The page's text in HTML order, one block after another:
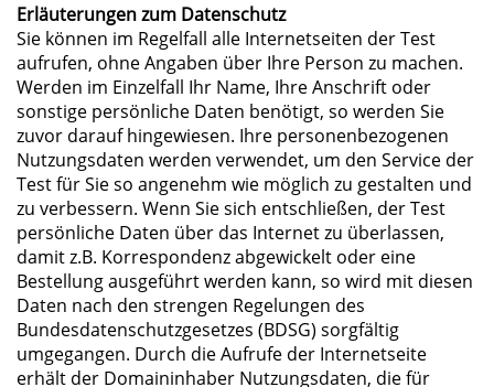
Erläuterungen zum Datenschutz
Sie können im Regelfall alle Internetseiten der Test
aufrufen, ohne Angaben über Ihre Person zu machen.
Werden im Einzelfall Ihr Name, Ihre Anschrift oder
sonstige persönliche Daten benötigt, so werden Sie
zuvor darauf hingewiesen. Ihre personenbezogenen
Nutzungsdaten werden verwendet, um den Service der
Test für Sie so angenehm wie möglich zu gestalten und
zu verbessern. Wenn Sie sich entschließen, der Test
persönliche Daten über das Internet zu überlassen,
damit z.B. Korrespondenz abgewickelt oder eine
Bestellung ausgeführt werden kann, so wird mit diesen
Daten nach den strengen Regelungen des
Bundesdatenschutzgesetzes (BDSG) sorgfältig
umgegangen. Durch die Aufrufe der Internetseite
erhält der Domaininhaber Nutzungsdaten, die für